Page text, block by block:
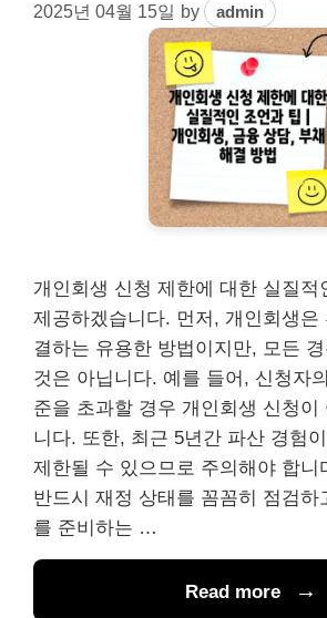
2025년 04월 15일 by admin
개인회생 신청 제한에 대한 실질적
제공하겠습니다. 먼저, 개인회생은
결하는 유용한 방법이지만, 모든
것은 아닙니다. 예를 들어, 신청자
준을 초과할 경우 개인회생 신청이
니다. 또한, 최근 5년간 파산 경험
제한될 수 있으므로 주의해야 합니
반드시 재정 상태를 꼼꼼히 점검하
를 준비하는 …
Read more